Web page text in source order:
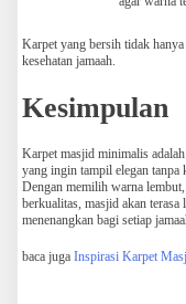
Karpet yang bersih tidak
kesehatan jamaah.
Kesimpulan
Karpet masjid minimalis
yang ingin tampil elegan tanpa
Dengan memilih warna
berkualitas, masjid akan terasa
menenangkan bagi setiap
baca juga Inspirasi Karpet